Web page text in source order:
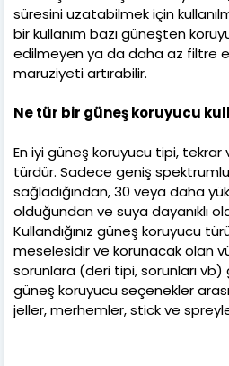
süresini uzatabilmek için
bir kullanım bazı güneşten
edilmeyen ya da daha az filtre
maruziyeti artırabilir.
Ne tür bir güneş koruyucu
En iyi güneş koruyucu tipi, tekrar
türdür. Sadece geniş
sağladığından, 30 veya daha
olduğundan ve suya dayanıklı
Kullandığınız güneş koruyucu
meselesidir ve korunacak olan
sorunlara (deri tipi, sorunları
güneş koruyucu seçenekler
jeller, merhemler, stick ve